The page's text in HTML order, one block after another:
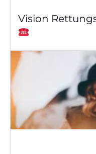
Vision